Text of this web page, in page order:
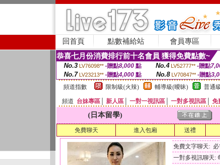
回首頁 點數補給站 會員專區
恭喜七月份消費排行前十名會員 獲得免費點數~
No.3 LV76098** -贈點8,000點 No.4 LV52777** -贈點
No.7 LV23213** -贈點4,000 點 No.8 LV70847** -贈點
頻道指數
限制級(火辣) 輔導級(曖昧) 普通
頻道 台妹專區 新人區 一對一視訊區 一對多視訊區 免
(日本留學)
免費聊天 進入包廂 送禮
免費文字聊天:
一對多視訊聊天: